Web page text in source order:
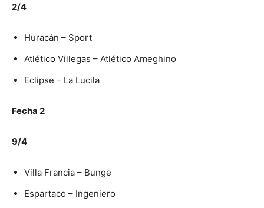
2/4
Huracán – Sport
Atlético Villegas – Atlético Ameghino
Eclipse – La Lucila
Fecha 2
9/4
Villa Francia – Bunge
Espartaco – Ingeniero